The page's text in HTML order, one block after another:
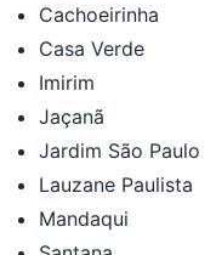
Cachoeirinha
Casa Verde
Imirim
Jaçanã
Jardim São Paulo
Lauzane Paulista
Mandaqui